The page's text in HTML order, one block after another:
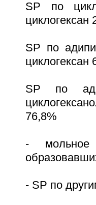
SP по
циклогексан
SP по
циклогексан
SP по
76,8%
- мольное
- SP по